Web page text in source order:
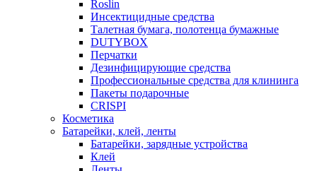
Roslin
Инсектицидные средства
Талетная бумага, полотенца бумажные
DUTYBOX
Перчатки
Дезинфицирующие средства
Профессиональные средства для клининга
Пакеты подарочные
CRISPI
Косметика
Батарейки, клей, ленты
Батарейки, зарядные устройства
Клей